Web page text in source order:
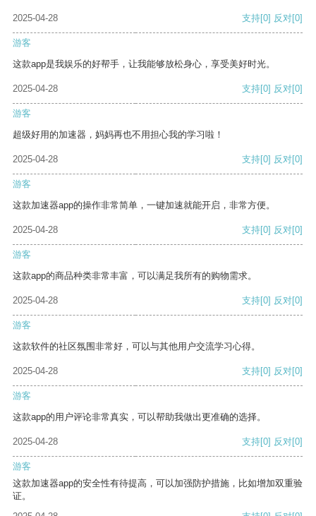
2025-04-28 支持[0] 反对[0]
游客
这款app是我娱乐的好帮手，让我能够放松身心，享受美好时光。
2025-04-28 支持[0] 反对[0]
游客
超级好用的加速器，妈妈再也不用担心我的学习啦！
2025-04-28 支持[0] 反对[0]
游客
这款加速器app的操作非常简单，一键加速就能开启，非常方便。
2025-04-28 支持[0] 反对[0]
游客
这款app的商品种类非常丰富，可以满足我所有的购物需求。
2025-04-28 支持[0] 反对[0]
游客
这款软件的社区氛围非常好，可以与其他用户交流学习心得。
2025-04-28 支持[0] 反对[0]
游客
这款app的用户评论非常真实，可以帮助我做出更准确的选择。
2025-04-28 支持[0] 反对[0]
游客
这款加速器app的安全性有待提高，可以加强防护措施，比如增加双重验
证。